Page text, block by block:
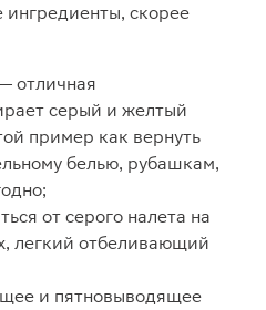
скорее
отличная
серый и желтый
пример как вернуть
белью, рубашкам,
от серого налета на
легкий отбеливающий
и пятновыводящее